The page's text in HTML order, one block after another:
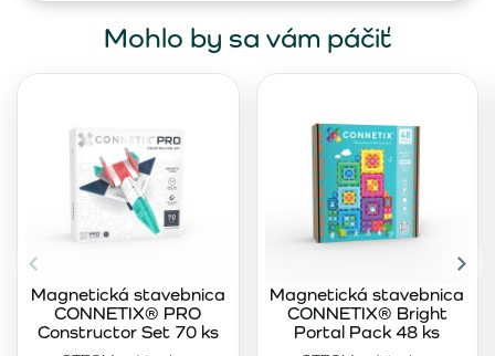
Mohlo by sa vám páčiť
Magnetická stavebnica
CONNETIX® PRO
Constructor Set 70 ks
Magnetická stavebnica
CONNETIX® Bright
Portal Pack 48 ks